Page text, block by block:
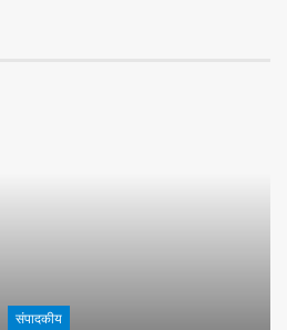
संपादकीय